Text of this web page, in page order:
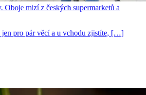
mizí z českých supermarketů a
jen pro pár věcí a u vchodu zjistíte, […]